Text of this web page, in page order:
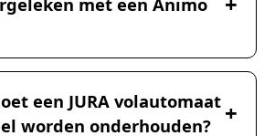
een JURA volautomaat
worden onderhouden?